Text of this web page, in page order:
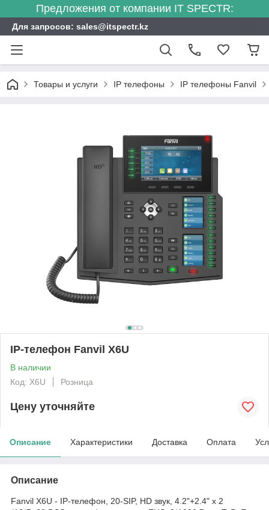
Предложения от компании IT SPECTR:
Для запросов: sales@itspectr.kz
Товары и услуги IP телефоны IP телефоны Fanvil
IP-телефон Fanvil X6U
В наличии
Код: X6U
Розница
Цену уточняйте
Описание Характеристики Доставка Оплата
Описание
Fanvil X6U - IP-телефон, 20-SIP, HD звук, 4.2"+2.4" x 2